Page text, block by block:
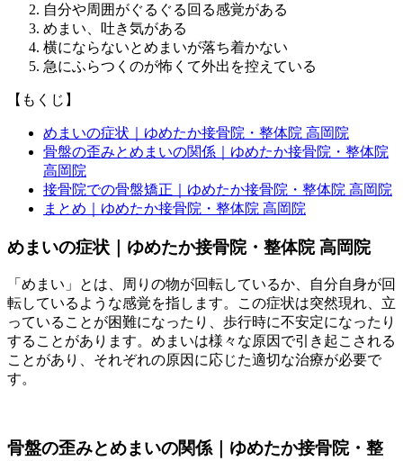
自分や周囲がぐるぐる回る感覚がある
めまい、吐き気がある
横にならないとめまいが落ち着かない
急にふらつくのが怖くて外出を控えている
【もくじ】
めまいの症状｜ゆめたか接骨院・整体院 高岡院
骨盤の歪みとめまいの関係｜ゆめたか接骨院・整体院
高岡院
接骨院での骨盤矯正｜ゆめたか接骨院・整体院 高岡院
まとめ｜ゆめたか接骨院・整体院 高岡院
めまいの症状｜ゆめたか接骨院・整体院 高岡院
「めまい」とは、周りの物が回転しているか、自分自身が回
転しているような感覚を指します。この症状は突然現れ、立
っていることが困難になったり、歩行時に不安定になったり
することがあります。めまいは様々な原因で引き起こされる
ことがあり、それぞれの原因に応じた適切な治療が必要で
す。
骨盤の歪みとめまいの関係｜ゆめたか接骨院・整